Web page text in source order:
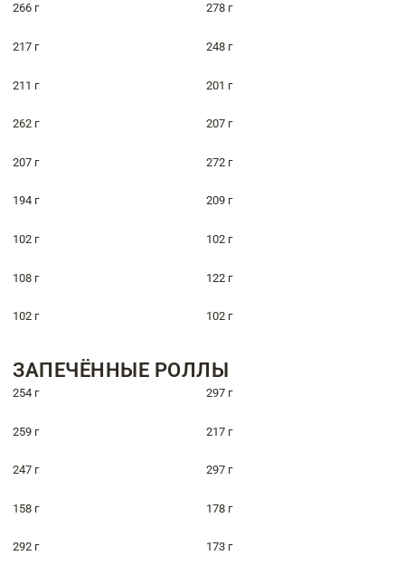
266 г 278 г
217 г 248 г
211 г 201 г
262 г 207 г
207 г 272 г
194 г 209 г
102 г 102 г
108 г 122 г
102 г 102 г
ЗАПЕЧЁННЫЕ РОЛЛЫ
254 г 297 г
259 г 217 г
247 г 297 г
158 г 178 г
292 г 173 г